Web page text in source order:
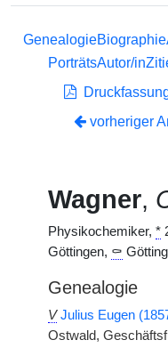
GenealogieBiographie
PorträtsAutor/in
vorheriger
Wagner,
Physikochemiker, *
Göttingen, ⚰
Genealogie
V Julius Eugen
Ostwald,